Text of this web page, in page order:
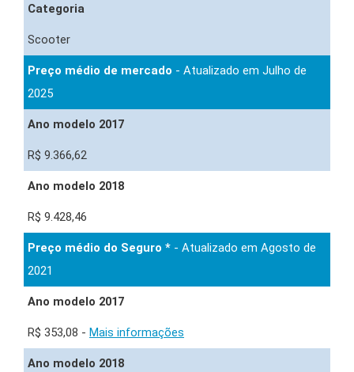
Categoria
Scooter
Preço médio de mercado - Atualizado em Julho de
2025
Ano modelo 2017
R$ 9.366,62
Ano modelo 2018
R$ 9.428,46
Preço médio do Seguro * - Atualizado em Agosto de
2021
Ano modelo 2017
R$ 353,08 - Mais informações
Ano modelo 2018